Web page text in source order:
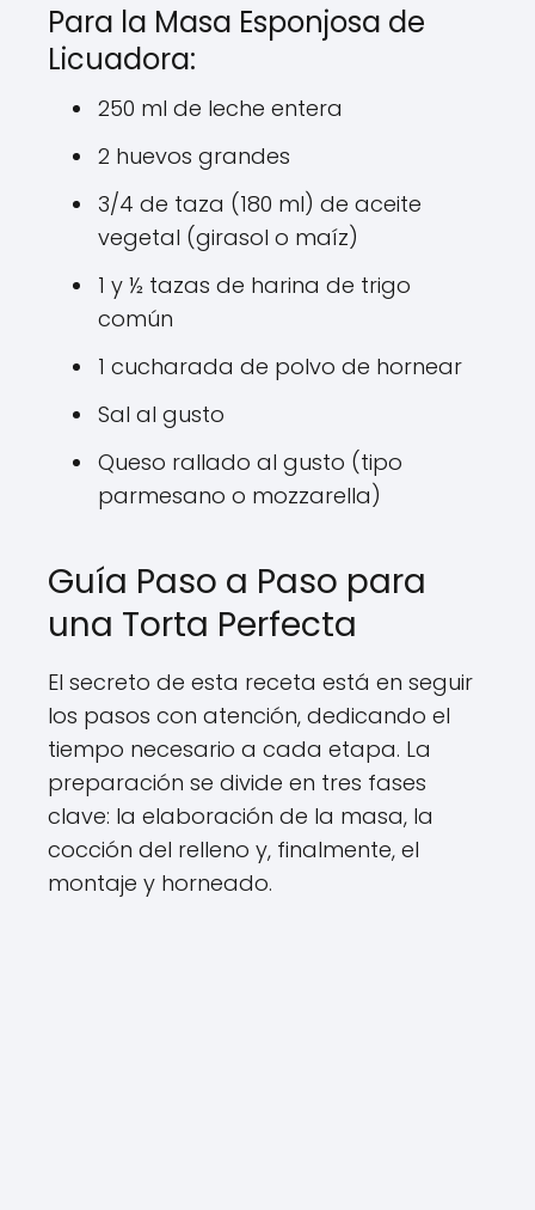
Para la Masa Esponjosa de
Licuadora:
250 ml de leche entera
2 huevos grandes
3/4 de taza (180 ml) de aceite
vegetal (girasol o maíz)
1 y ½ tazas de harina de trigo
común
1 cucharada de polvo de hornear
Sal al gusto
Queso rallado al gusto (tipo
parmesano o mozzarella)
Guía Paso a Paso para
una Torta Perfecta
El secreto de esta receta está en seguir
los pasos con atención, dedicando el
tiempo necesario a cada etapa. La
preparación se divide en tres fases
clave: la elaboración de la masa, la
cocción del relleno y, finalmente, el
montaje y horneado.